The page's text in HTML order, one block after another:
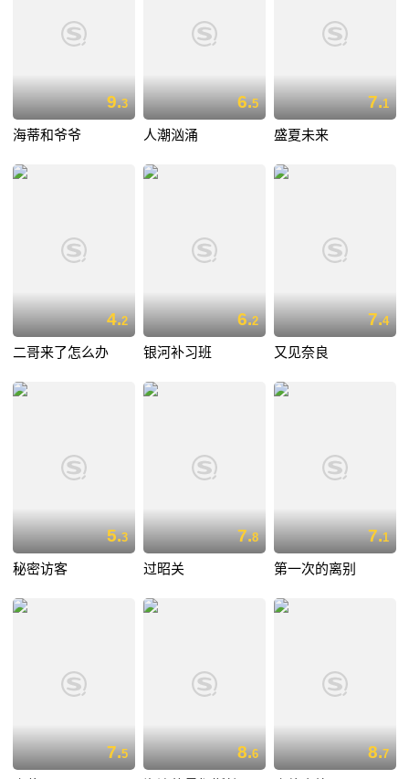
9.3
海蒂和爷爷
6.5
人潮汹涌
7.1
盛夏未来
4.2
二哥来了怎么办
6.2
银河补习班
7.4
又见奈良
5.3
秘密访客
7.8
过昭关
7.1
第一次的离别
7.5 8.6 8.7